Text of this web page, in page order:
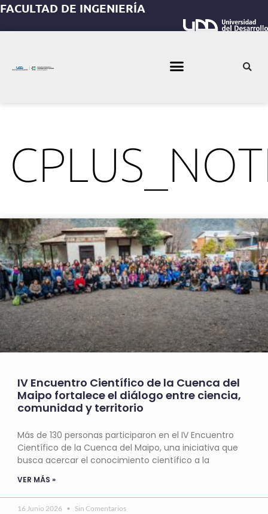
FACULTAD DE INGENIERÍA
IV Encuentro Científico de la Cuenca del
Maipo fortalece el diálogo entre ciencia,
comunidad y territorio
Más de 130 personas participaron en el IV Encuentro
Científico de la Cuenca del Maipo, una iniciativa que
busca acercar el conocimiento científico a la
VER MÁS »
16 Junio 2026 Sin Comentarios